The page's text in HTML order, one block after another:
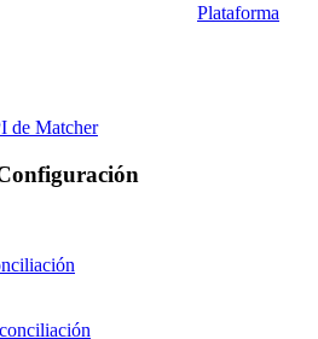
Plataforma
de Matcher